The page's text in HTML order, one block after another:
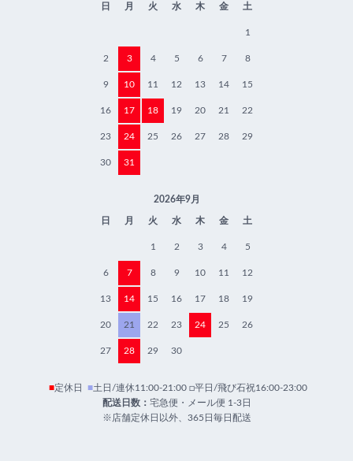
日 月 火 水 木 金 土
1
2 3 4 5 6 7 8
9 10 11 12 13 14 15
16 17 18 19 20 21 22
23 24 25 26 27 28 29
30 31
2026年9月
日 月 火 水 木 金 土
1 2 3 4 5
6 7 8 9 10 11 12
13 14 15 16 17 18 19
20 21 22 23 24 25 26
27 28 29 30
■定休日 ■土日/連休11:00-21:00 □平日/飛び石祝16:00-23:00
配送日数： 宅急便・メール便 1-3日
※店舗定休日以外、365日毎日配送